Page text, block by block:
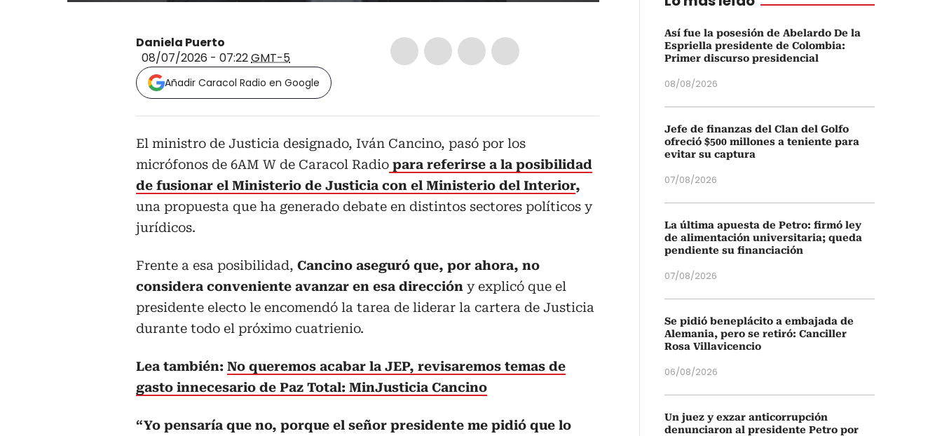
Daniela Puerto
08/07/2026 - 07:22GMT-5
Añadir Caracol Radio en Google
El ministro de Justicia designado, Iván Cancino, pasó por los
micrófonos de 6AM W de Caracol Radio para referirse a la posibilidad
de fusionar el Ministerio de Justicia con el Ministerio del Interior,
una propuesta que ha generado debate en distintos sectores políticos y
jurídicos.
Frente a esa posibilidad, Cancino aseguró que, por ahora, no
considera conveniente avanzar en esa dirección y explicó que el
presidente electo le encomendó la tarea de liderar la cartera de Justicia
durante todo el próximo cuatrienio.
Lea también: No queremos acabar la JEP, revisaremos temas de
gasto innecesario de Paz Total: MinJusticia Cancino
“Yo pensaría que no, porque el señor presidente me pidió que lo
Así fue la posesión de Abelardo De la
Espriella presidente de Colombia:
Primer discurso presidencial
08/08/2026
Jefe de finanzas del Clan del Golfo
ofreció $500 millones a teniente para
evitar su captura
07/08/2026
La última apuesta de Petro: firmó ley
de alimentación universitaria; queda
pendiente su financiación
07/08/2026
Se pidió beneplácito a embajada de
Alemania, pero se retiró: Canciller
Rosa Villavicencio
06/08/2026
Un juez y exzar anticorrupción
denunciaron al presidente Petro por